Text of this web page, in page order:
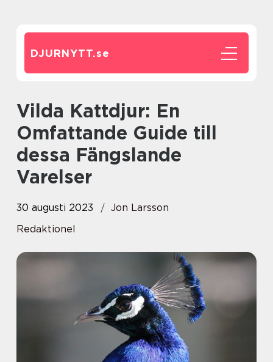
DJURNYTT.se
Vilda Kattdjur: En
Omfattande Guide till
dessa Fängslande
Varelser
30 augusti 2023
Jon Larsson
Redaktionel